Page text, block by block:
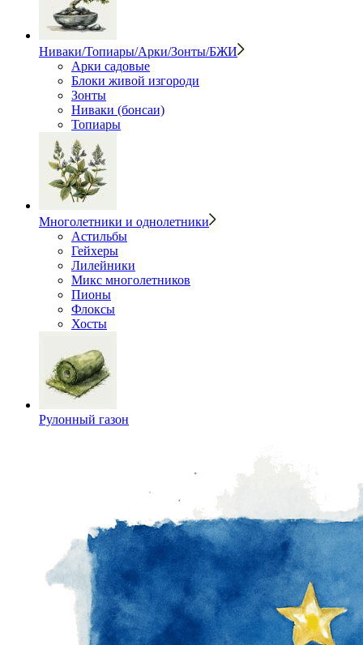
Ниваки/Топиары/Арки/Зонты/БЖИ
Арки садовые
Блоки живой изгороди
Зонты
Ниваки (бонсаи)
Топиары
Многолетники и однолетники
Астильбы
Гейхеры
Лилейники
Микс многолетников
Пионы
Флоксы
Хосты
Рулонный газон